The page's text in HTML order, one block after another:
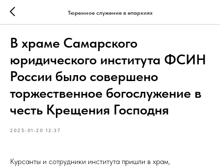
Тюремное служение в епархиях
В храме Самарского
юридического института ФСИН
России было совершено
торжественное богослужение в
честь Крещения Господня
2025-01-20 12:37
Курсанты и сотрудники института пришли в храм,